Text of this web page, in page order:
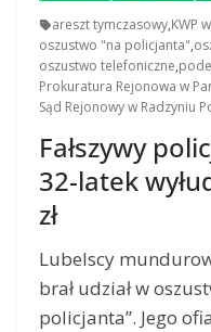
areszt tymczasowy,KWP
oszustwo "na policjanta",
oszustwo telefoniczne,
Prokuratura Rejonowa w
Sąd Rejonowy w Radzyniu
Fałszywy
32-latek
zł
Lubelscy
brał udział w
policjanta”. Jego